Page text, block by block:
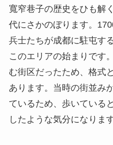
寬窄巷子の歴史をひも解
代にさかのぼります。
兵士たちが成都に駐屯す
このエリアの始まりです
む街区だったため、格式
あります。当時の街並み
ているため、歩いている
したような気分になります